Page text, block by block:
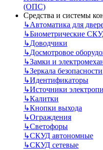
(ОПС)
Средства и системы
↳Автоматика для
↳Биометрические
↳Доводчики
↳Досмотровое
↳Замки и
↳Зеркала безопасности
↳Идентификаторы
↳Источники
↳Калитки
↳Кнопки выхода
↳Ограждения
↳Светофоры
↳СКУД автономные
↳СКУД сетевые